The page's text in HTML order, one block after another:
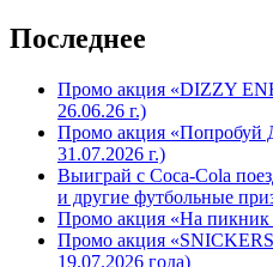
Последнее
Промо акция «DIZZY
26.06.26 г.)
Промо акция
31.07.2026 г.)
Выиграй с Coca-Cola
и другие футбольные
Промо акция «На пикник
Промо акция
19.07.2026 года)